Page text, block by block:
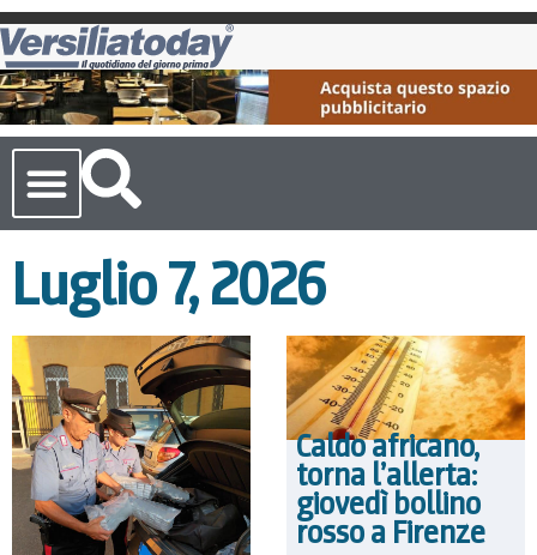
Luglio 7, 2026
Caldo africano,
torna l’allerta:
giovedì bollino
rosso a Firenze